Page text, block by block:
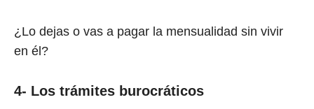
¿Lo dejas o vas a pagar la mensualidad sin vivir
en él?
4- Los trámites burocráticos